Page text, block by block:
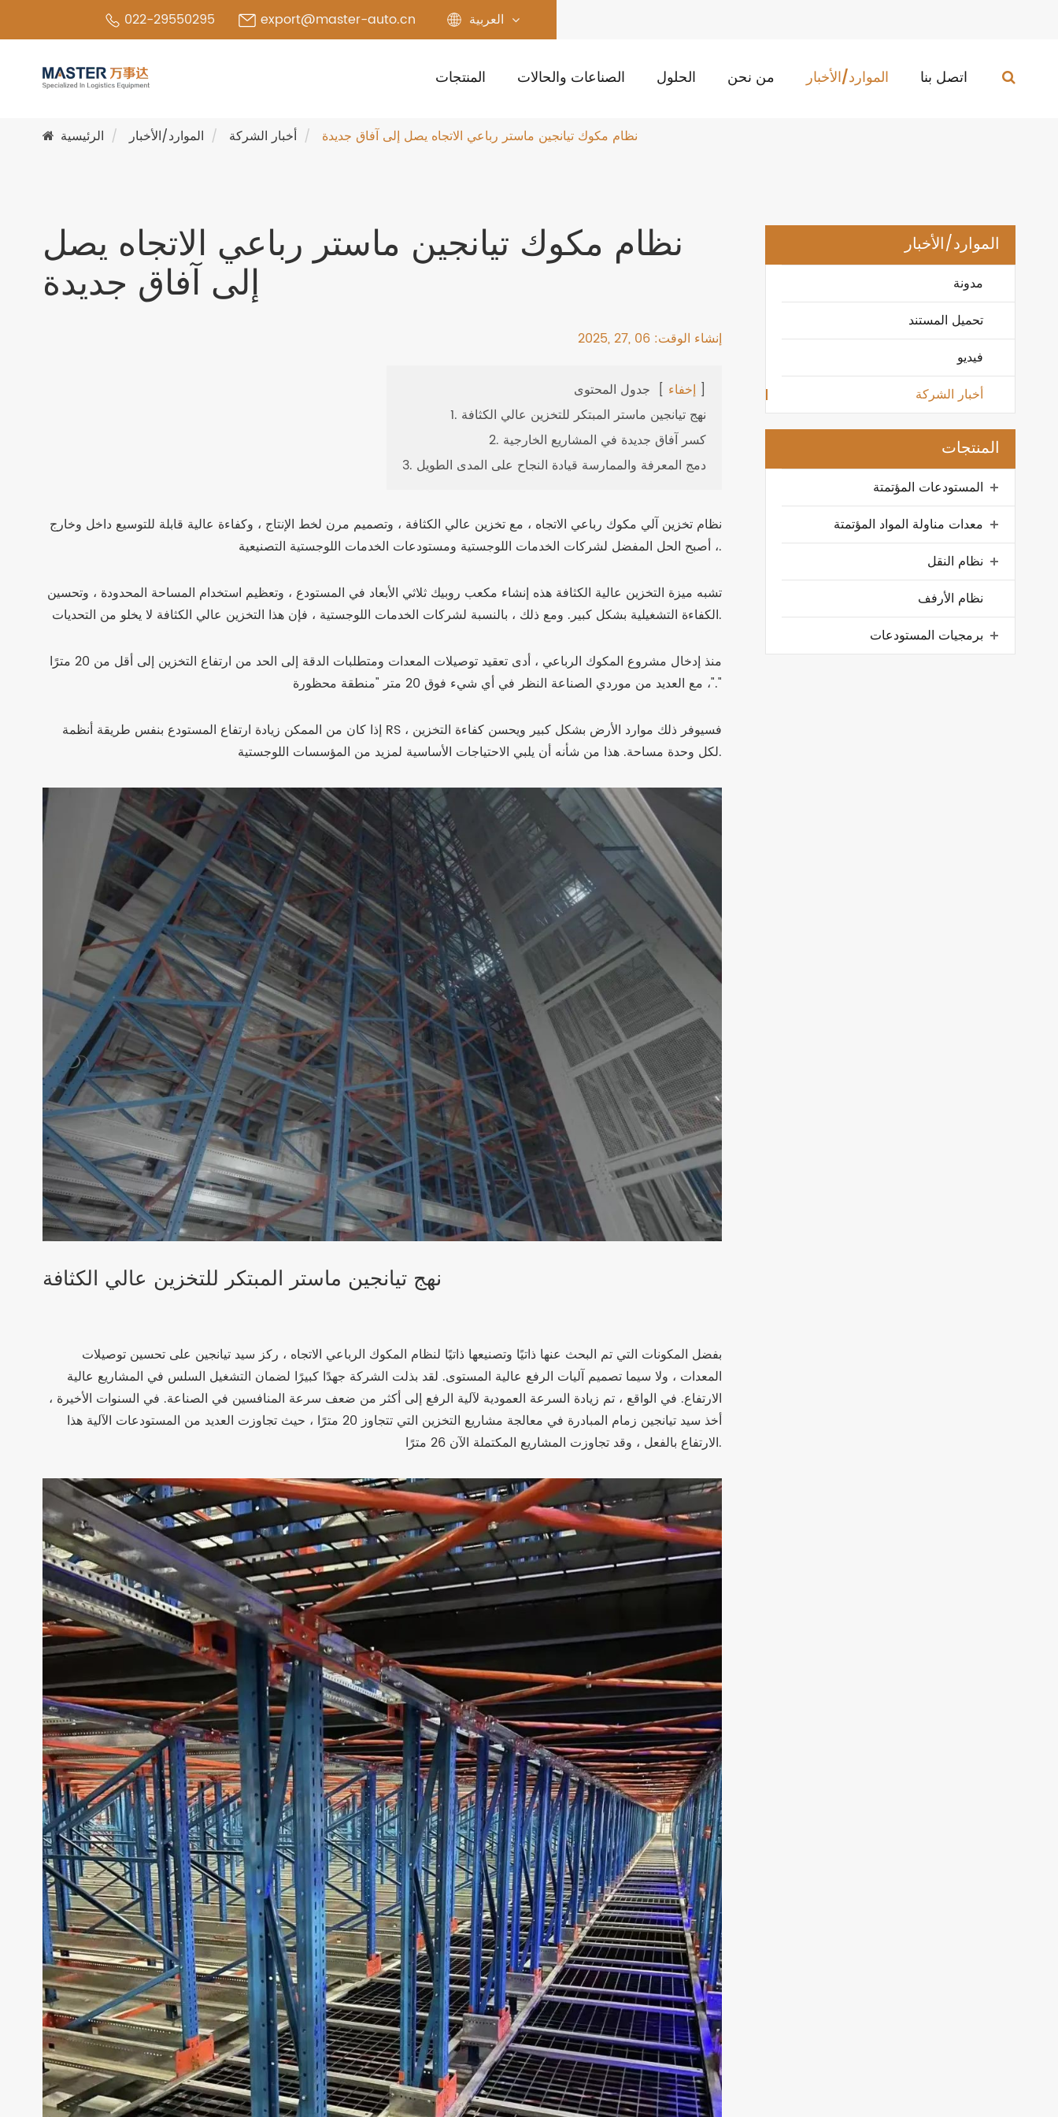
022-29550295 export@master-auto.cn العربية
المنتجات الصناعات والحالات الحلول من نحن الموارد/الأخبار اتصل بنا
الرئيسية الموارد/الأخبار أخبار الشركة نظام مكوك تيانجين ماستر رباعي الاتجاه يصل إلى آفاق جديدة
نظام مكوك تيانجين ماستر رباعي الاتجاه يصل
إلى آفاق جديدة
إنشاء الوقت: 06 ,27 ,2025
جدول المحتوى [ إخفاء ]
1. نهج تيانجين ماستر المبتكر للتخزين عالي الكثافة
2. كسر آفاق جديدة في المشاريع الخارجية
3. دمج المعرفة والممارسة قيادة النجاح على المدى الطويل
نظام تخزين آلي مكوك رباعي الاتجاه ، مع تخزين عالي الكثافة ، وتصميم مرن لخط الإنتاج ، وكفاءة عالية قابلة للتوسيع داخل وخارج
، أصبح الحل المفضل لشركات الخدمات اللوجستية ومستودعات الخدمات اللوجستية التصنيعية.
تشبه ميزة التخزين عالية الكثافة هذه إنشاء مكعب روبيك ثلاثي الأبعاد في المستودع ، وتعظيم استخدام المساحة المحدودة ، وتحسين
الكفاءة التشغيلية بشكل كبير. ومع ذلك ، بالنسبة لشركات الخدمات اللوجستية ، فإن هذا التخزين عالي الكثافة لا يخلو من التحديات.
منذ إدخال مشروع المكوك الرباعي ، أدى تعقيد توصيلات المعدات ومتطلبات الدقة إلى الحد من ارتفاع التخزين إلى أقل من 20 مترًا
، مع العديد من موردي الصناعة النظر في أي شيء فوق 20 متر "منطقة محظورة"."
إذا كان من الممكن زيادة ارتفاع المستودع بنفس طريقة أنظمة RS ، فسيوفر ذلك موارد الأرض بشكل كبير ويحسن كفاءة التخزين
لكل وحدة مساحة. هذا من شأنه أن يلبي الاحتياجات الأساسية لمزيد من المؤسسات اللوجستية.
نهج تيانجين ماستر المبتكر للتخزين عالي الكثافة
بفضل المكونات التي تم البحث عنها ذاتيًا وتصنيعها ذاتيًا لنظام المكوك الرباعي الاتجاه ، ركز سيد تيانجين على تحسين توصيلات
المعدات ، ولا سيما تصميم آليات الرفع عالية المستوى. لقد بذلت الشركة جهدًا كبيرًا لضمان التشغيل السلس في المشاريع عالية
الارتفاع. في الواقع ، تم زيادة السرعة العمودية لآلية الرفع إلى أكثر من ضعف سرعة المنافسين في الصناعة. في السنوات الأخيرة ،
أخذ سيد تيانجين زمام المبادرة في معالجة مشاريع التخزين التي تتجاوز 20 مترًا ، حيث تجاوزت العديد من المستودعات الآلية هذا
الارتفاع بالفعل ، وقد تجاوزت المشاريع المكتملة الآن 26 مترًا.
الموارد/الأخبار
مدونة
تحميل المستند
فيديو
أخبار الشركة
المنتجات
المستودعات المؤتمتة
معدات مناولة المواد المؤتمتة
نظام النقل
نظام الأرفف
برمجيات المستودعات